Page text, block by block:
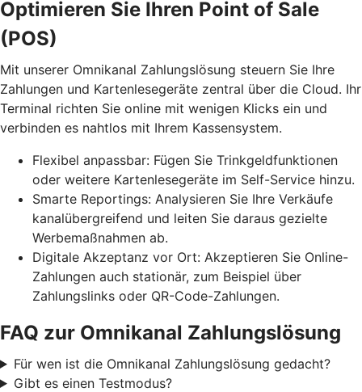
Optimieren Sie Ihren Point of Sale
(POS)
Mit unserer Omnikanal Zahlungslösung steuern Sie Ihre
Zahlungen und Kartenlesegeräte zentral über die Cloud. Ihr
Terminal richten Sie online mit wenigen Klicks ein und
verbinden es nahtlos mit Ihrem Kassensystem.
Flexibel anpassbar: Fügen Sie Trinkgeldfunktionen
oder weitere Kartenlesegeräte im Self-Service hinzu.
Smarte Reportings: Analysieren Sie Ihre Verkäufe
kanalübergreifend und leiten Sie daraus gezielte
Werbemaßnahmen ab.
Digitale Akzeptanz vor Ort: Akzeptieren Sie Online-
Zahlungen auch stationär, zum Beispiel über
Zahlungslinks oder QR-Code-Zahlungen.
FAQ zur Omnikanal Zahlungslösung
Für wen ist die Omnikanal Zahlungslösung gedacht?
Gibt es einen Testmodus?